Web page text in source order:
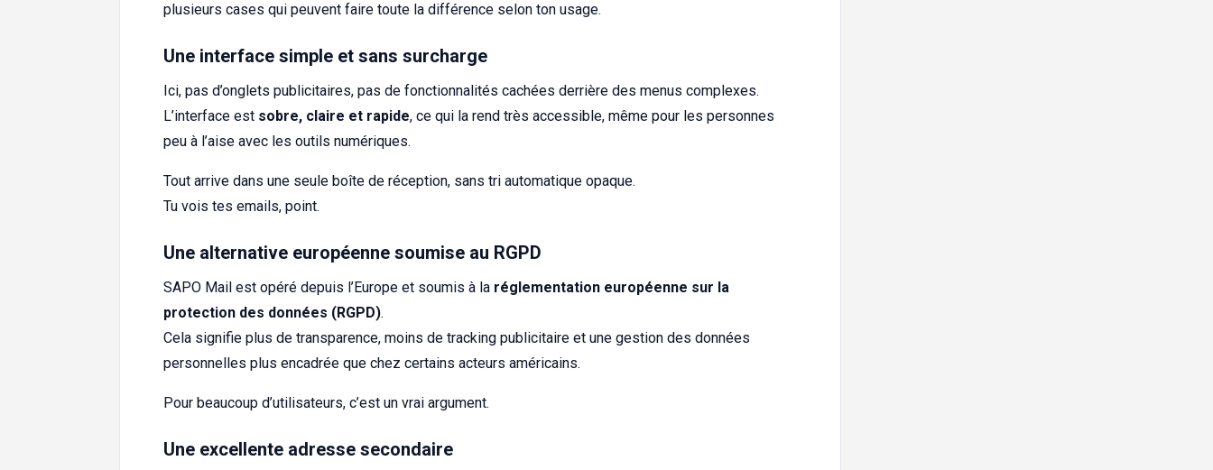
plusieurs cases qui peuvent faire toute la différence selon ton usage.
Une interface simple et sans surcharge
Ici, pas d’onglets publicitaires, pas de fonctionnalités cachées derrière des menus complexes.
L’interface est sobre, claire et rapide, ce qui la rend très accessible, même pour les personnes
peu à l’aise avec les outils numériques.
Tout arrive dans une seule boîte de réception, sans tri automatique opaque.
Tu vois tes emails, point.
Une alternative européenne soumise au RGPD
SAPO Mail est opéré depuis l’Europe et soumis à la réglementation européenne sur la
protection des données (RGPD).
Cela signifie plus de transparence, moins de tracking publicitaire et une gestion des données
personnelles plus encadrée que chez certains acteurs américains.
Pour beaucoup d’utilisateurs, c’est un vrai argument.
Une excellente adresse secondaire